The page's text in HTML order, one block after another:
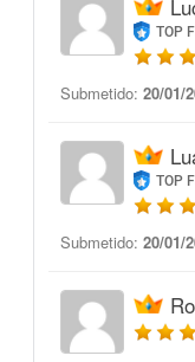
TOP
Submetido: 20/01/
TOP
Submetido: 20/01/